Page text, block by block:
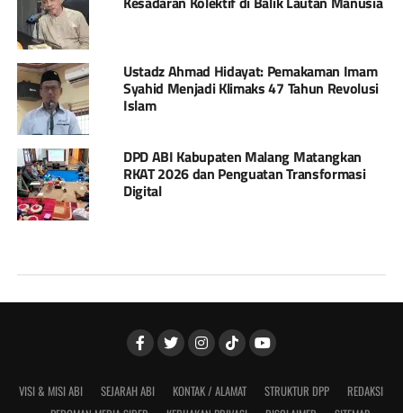
Ustadz Ahmad Hidayat: Pemakaman Imam
Syahid Menjadi Klimaks 47 Tahun Revolusi
Islam
DPD ABI Kabupaten Malang Matangkan
RKAT 2026 dan Penguatan Transformasi
Digital
VISI & MISI ABI SEJARAH ABI KONTAK / ALAMAT STRUKTUR DPP
REDAKSI